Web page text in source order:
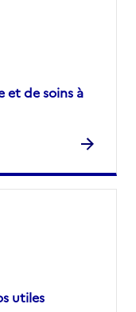
et de soins à
utiles